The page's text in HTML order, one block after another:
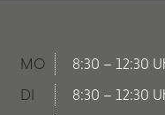
MO
8:30 – 12:30
DI
8:30 – 12:30